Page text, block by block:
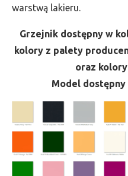
warstwą lakieru.
Grzejnik dostępny w
kolory z palety
oraz
Model dostępny